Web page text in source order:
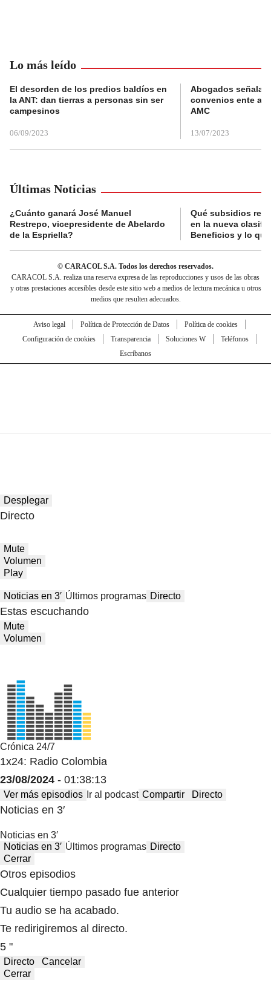
Lo más leído
El desorden de los predios baldíos en
la ANT: dan tierras a personas sin ser
campesinos
06/09/2023
Abogados
convenios ente
AMC
13/07/2023
Últimas Noticias
¿Cuánto ganará José Manuel
Restrepo, vicepresidente de Abelardo
de la Espriella?
Qué subsidios
en la nueva
Beneficios y lo
© CARACOL S.A. Todos los derechos reservados.
CARACOL S.A. realiza una reserva expresa de las reproducciones y usos de las obras
y otras prestaciones accesibles desde este sitio web a medios de lectura mecánica u otros
medios que resulten adecuados.
Aviso legal Política de Protección de Datos
Política de cookies
Configuración de cookies
Transparencia Soluciones W
Teléfonos
Escríbanos
Desplegar
Directo
Mute
Volumen
Play
Noticias en 3′ Últimos programas Directo
Estas escuchando
Mute
Volumen
Crónica 24/7
1x24: Radio Colombia
23/08/2024 - 01:38:13
Ver más episodios Ir al podcast Compartir Directo
Noticias en 3′
Noticias en 3′
Noticias en 3′ Últimos programas Directo
Cerrar
Otros episodios
Cualquier tiempo pasado fue anterior
Tu audio se ha acabado.
Te redirigiremos al directo.
5 "
Directo
Cancelar
Cerrar